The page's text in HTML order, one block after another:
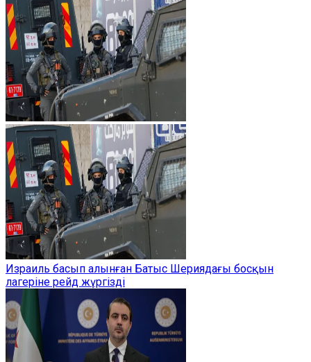
Израиль басып алынған Батыс Шериядағы босқын
лагеріне рейд жүргізді